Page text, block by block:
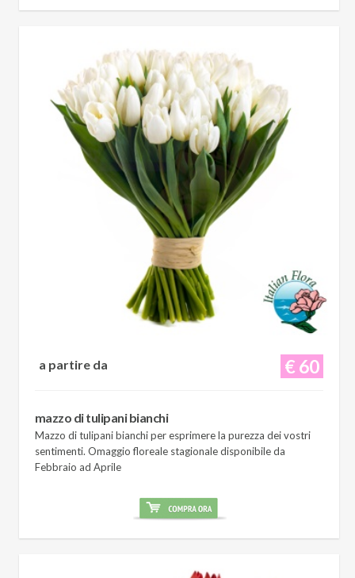
€ 60
a partire da
mazzo di tulipani bianchi
Mazzo di tulipani bianchi per esprimere la purezza dei vostri
sentimenti. Omaggio floreale stagionale disponibile da
Febbraio ad Aprile